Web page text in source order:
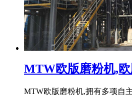
MTW欧版磨粉机,
MTW欧版磨粉机,拥有多项自